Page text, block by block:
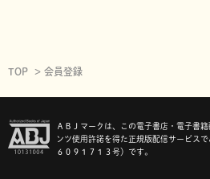
TOP 会員登録
ＡＢＪマークは、この電子書店・電子書
ンツ使用許諾を得た正規版配信サービス
６０９１７１３号）です。